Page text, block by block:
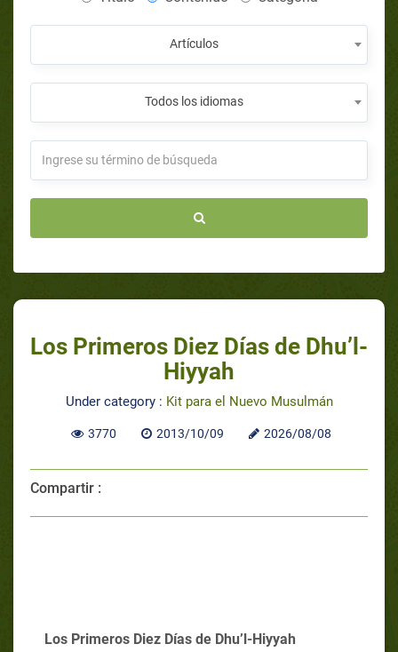
Artículos
Todos los idiomas
Los Primeros Diez Días de Dhu’l-
Hiyyah
Under category : Kit para el Nuevo Musulmán
3770 2013/10/09 2026/08/08
Compartir :
Los Primeros Diez Días de Dhu’l-Hiyyah